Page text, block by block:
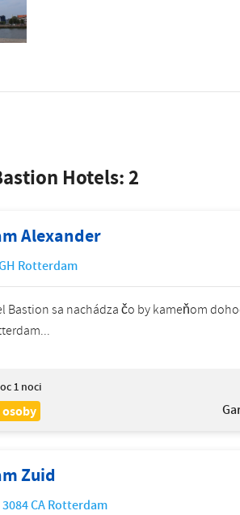
Hotels: 2
Alexander
Rotterdam
Bastion sa nachádza čo by kameňom
1 noci
osoby
Zuid
3084 CARotterdam